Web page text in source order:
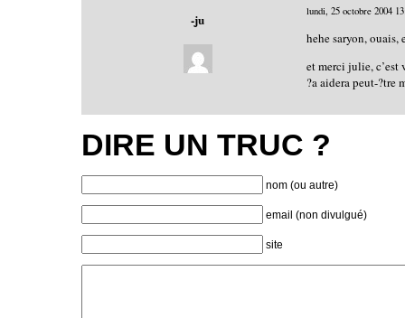
-ju lundi, 25 octobre 2004
hehe saryon,
et merci julie, c’est
?a aidera peut-?tre
DIRE UN TRUC ?
nom (ou autre)
email (non divulgué)
site